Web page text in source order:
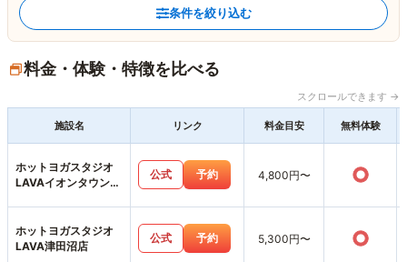
条件を絞り込む
料金・体験・特徴を比べる
スクロールできます →
施設名 リンク 料金目安 無料体験
ホットヨガスタジオ
LAVAイオンタウン東
公式 予約 4,800円〜 ○
ホットヨガスタジオ
LAVA津田沼店
公式 予約 5,300円〜 ○